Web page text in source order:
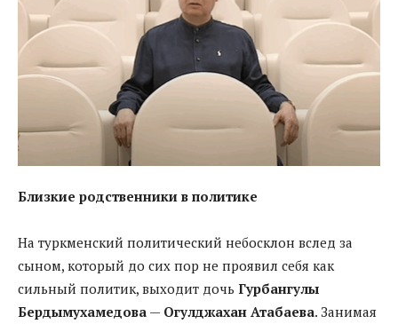
Близкие родственники в политике
На туркменский политический небосклон вслед за
сыном, который до сих пор не проявил себя как
сильный политик, выходит дочь Гурбангулы
Бердымухамедова — Огулджахан Атабаева. Занимая